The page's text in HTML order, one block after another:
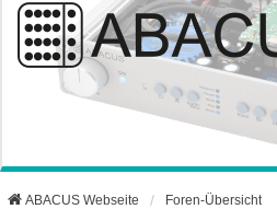
ABACUS Webseite Foren-Übersicht